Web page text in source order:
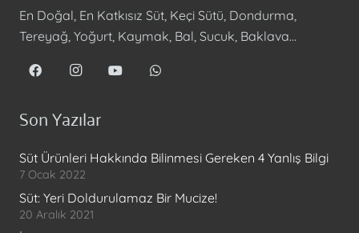
En Doğal, En Katkısız Süt, Keçi Sütü, Dondurma,
Tereyağ, Yoğurt, Kaymak, Bal, Sucuk, Baklava…
Son Yazılar
Süt Ürünleri Hakkında Bilinmesi Gereken 4 Yanlış Bilgi
7 Ocak 2022
Süt: Yeri Doldurulamaz Bir Mucize!
20 Aralık 2021